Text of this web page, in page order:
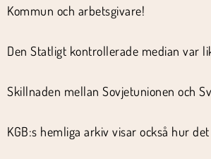
Kommun och arbetsgivare!
Den Statligt kontrollerade median var
Skillnaden mellan Sovjetunionen och
KGB:s hemliga arkiv visar också hur